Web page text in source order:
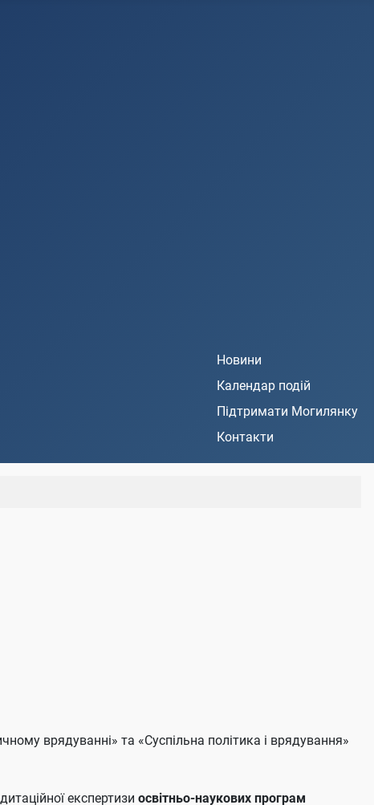
Новини
Календар подій
Підтримати Могилянку
Контакти
врядуванні» та «Суспільна політика і врядування»
експертизи освітньо-наукових програм